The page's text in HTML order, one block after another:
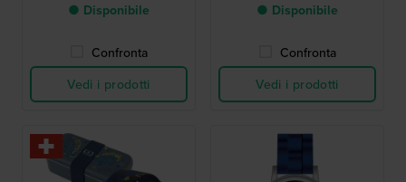
● Disponibile
Confronta
Vedi i prodotti
● Disponibile
Confronta
Vedi i prodotti